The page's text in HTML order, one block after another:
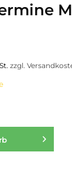
zzgl.